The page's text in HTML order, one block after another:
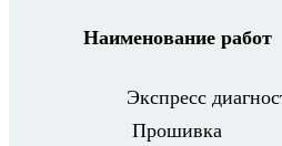
Наименование работ
Экс­пресс
Про­шивка